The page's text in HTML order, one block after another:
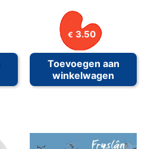
€ 3.50
Toevoegen aan
winkelwagen